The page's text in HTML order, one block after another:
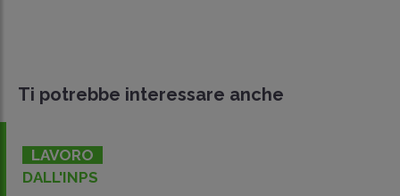
Ti potrebbe interessare anche
LAVORO
DALL'INPS